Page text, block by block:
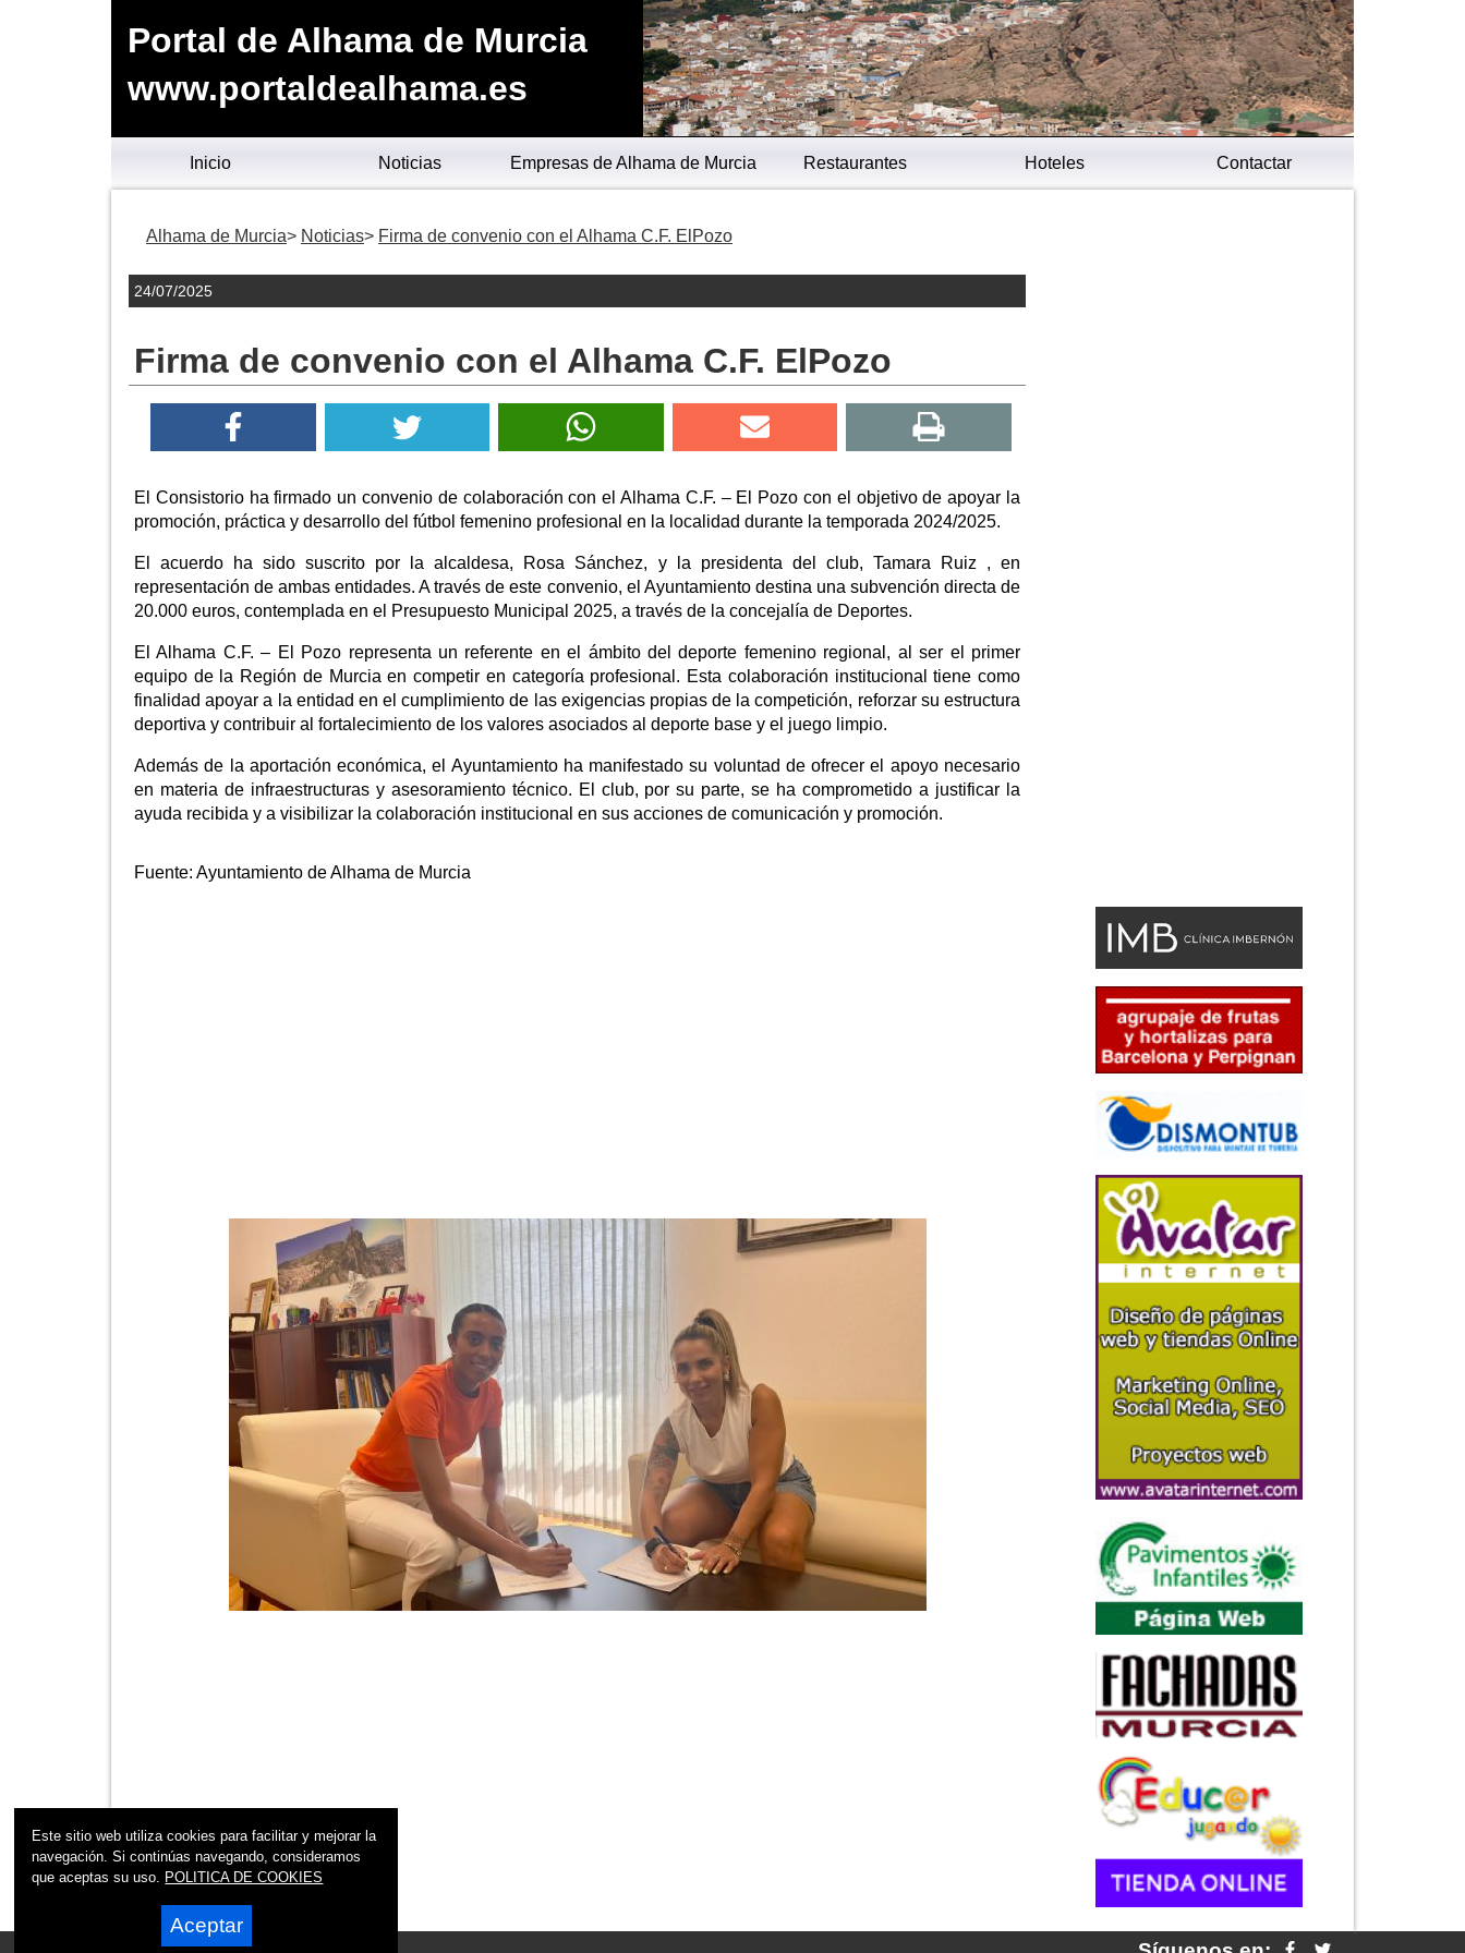
Portal de Alhama de Murcia
www.portaldealhama.es
Inicio Noticias Empresas de Alhama de Murcia Restaurantes Hoteles Contactar
Alhama de Murcia Noticias Firma de convenio con el Alhama C.F. ElPozo
24/07/2025
Firma de convenio con el Alhama C.F. ElPozo
El Consistorio ha firmado un convenio de colaboración con el Alhama C.F. – El Pozo con el objetivo de apoyar la
promoción, práctica y desarrollo del fútbol femenino profesional en la localidad durante la temporada 2024/2025.
El acuerdo ha sido suscrito por la alcaldesa, Rosa Sánchez, y la presidenta del club, Tamara Ruiz , en
representación de ambas entidades. A través de este convenio, el Ayuntamiento destina una subvención directa de
20.000 euros, contemplada en el Presupuesto Municipal 2025, a través de la concejalía de Deportes.
El Alhama C.F. – El Pozo representa un referente en el ámbito del deporte femenino regional, al ser el primer
equipo de la Región de Murcia en competir en categoría profesional. Esta colaboración institucional tiene como
finalidad apoyar a la entidad en el cumplimiento de las exigencias propias de la competición, reforzar su estructura
deportiva y contribuir al fortalecimiento de los valores asociados al deporte base y el juego limpio.
Además de la aportación económica, el Ayuntamiento ha manifestado su voluntad de ofrecer el apoyo necesario
en materia de infraestructuras y asesoramiento técnico. El club, por su parte, se ha comprometido a justificar la
ayuda recibida y a visibilizar la colaboración institucional en sus acciones de comunicación y promoción.
Fuente: Ayuntamiento de Alhama de Murcia
Este sitio web utiliza cookies para facilitar y mejorar la
navegación. Si continúas navegando, consideramos
que aceptas su uso. POLITICA DE COOKIES
Aceptar